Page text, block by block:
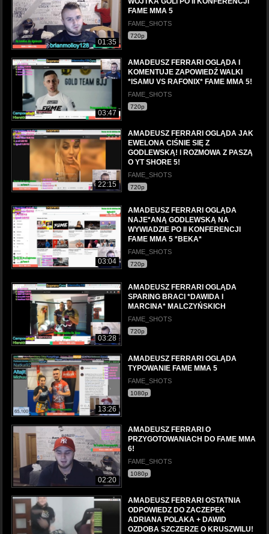
01:35
FAME MMA 5
FAME_SHOTS
720p
03:47
AMADEUSZ FERRARI OGLĄDA I
KOMENTUJE ZAPOWIEDŹ WALKI
*ISAMU VS RAFONIX* FAME MMA 5!
FAME_SHOTS
720p
22:15
AMADEUSZ FERRARI OGLĄDA JAK
EWELONA CIŚNIE SIĘ Z
GODLEWSKĄ! l ROZMOWA Z PASZĄ
O YT SHORE 5!
FAME_SHOTS
720p
03:04
AMADEUSZ FERRARI OGLĄDA
NAJE*ANĄ GODLEWSKĄ NA
WYWIADZIE PO II KONFERENCJI
FAME MMA 5 *BEKA*
FAME_SHOTS
720p
03:28
AMADEUSZ FERRARI OGLĄDA
SPARING BRACI *DAWIDA I
MARCINA* MALCZYŃSKICH
FAME_SHOTS
720p
13:26
AMADEUSZ FERRARI OGLĄDA
TYPOWANIE FAME MMA 5
FAME_SHOTS
1080p
02:20
AMADEUSZ FERRARI O
PRZYGOTOWANIACH DO FAME MMA
6!
FAME_SHOTS
1080p
AMADEUSZ FERRARI OSTATNIA
ODPOWIEDZ DO ZACZEPEK
ADRIANA POLAKA + DAWID
OZDOBA SZCZERZE O KRUSZWILU!